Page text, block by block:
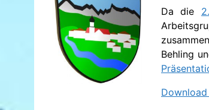
Da die
Behling
Download